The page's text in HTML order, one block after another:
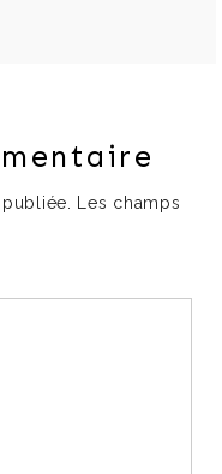
Les champs